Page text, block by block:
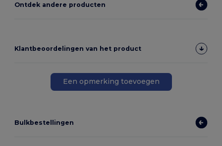
Ontdek andere producten
Klantbeoordelingen van het product
Een opmerking toevoegen
Bulkbestellingen